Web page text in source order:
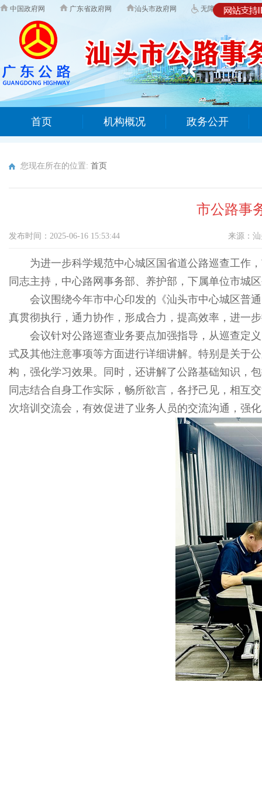
中国政府网 广东省政府网 汕头市政府网 无障碍版
首页 机构概况 政务公开
您现在所在的位置: 首页
市公路事
发布时间：2025-06-16 15:53:44 来源：
为进一步科学规范中心城区国省道公路巡查工作，
同志主持，中心路网事务部、养护部，下属单位市城
会议围绕今年市中心印发的《汕头市中心城区普通
真贯彻执行，通力协作，形成合力，提高效率，进一
会议针对公路巡查业务要点加强指导，从巡查定义
式及其他注意事项等方面进行详细讲解。特别是关于
构，强化学习效果。同时，还讲解了公路基础知识，
同志结合自身工作实际，畅所欲言，各抒己见，相互
次培训交流会，有效促进了业务人员的交流沟通，强